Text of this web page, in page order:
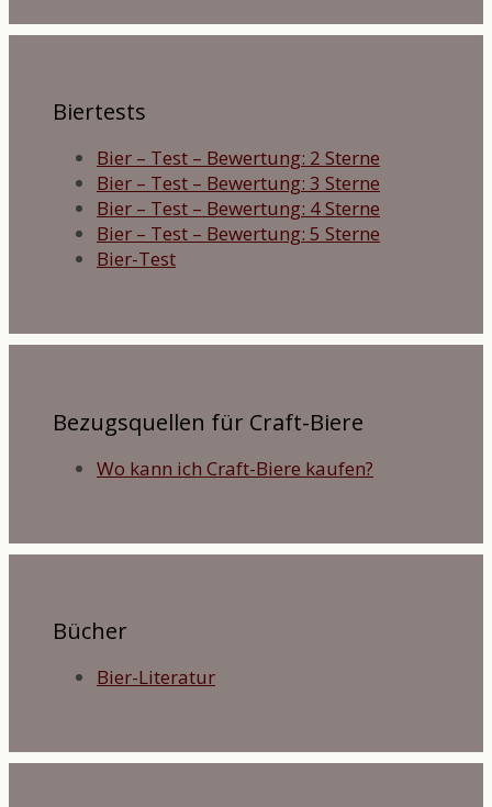
Biertests
Bier – Test – Bewertung: 2 Sterne
Bier – Test – Bewertung: 3 Sterne
Bier – Test – Bewertung: 4 Sterne
Bier – Test – Bewertung: 5 Sterne
Bier-Test
Bezugsquellen für Craft-Biere
Wo kann ich Craft-Biere kaufen?
Bücher
Bier-Literatur